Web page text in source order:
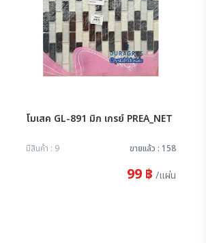
โมเสค GL-891 มิก เกรย์ PREA_NET
มีสินค้า : 9 ขายแล้ว : 158
99 ฿ /แผ่น